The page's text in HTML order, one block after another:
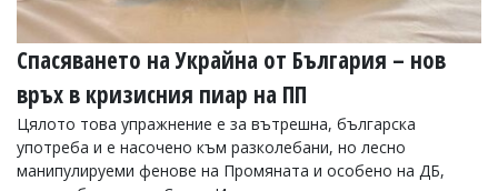
Спасяването на Украйна от България – нов
връх в кризисния пиар на ПП
Цялото това упражнение е за вътрешна, българска
употреба и е насочено към разколебани, но лесно
манипулируеми фенове на Промяната и особено на ДБ,